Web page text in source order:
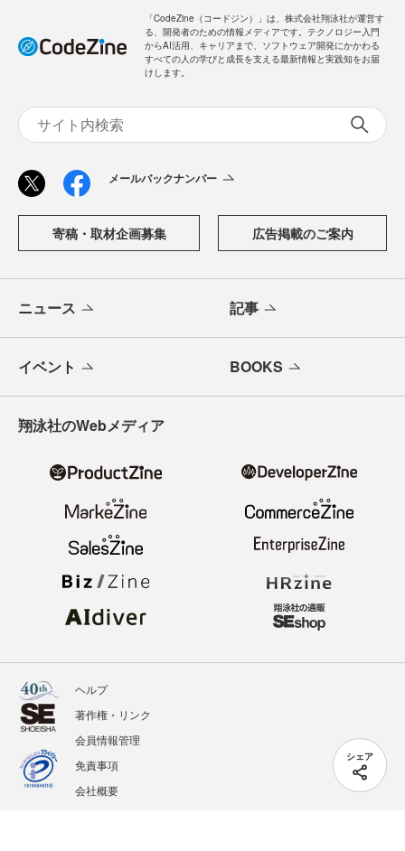
シェア
「CodeZine（コードジン）」は、株式会社翔泳社が運営す
る、開発者のための情報メディアです。テクノロジー入門
からAI活用、キャリアまで、ソフトウェア開発にかかわる
すべての人の学びと成長を支える最新情報と実践知をお届
けします。
メールバックナンバー
寄稿・取材企画募集 広告掲載のご案内
ニュース 記事
イベント BOOKS
翔泳社のWebメディア
ヘルプ
著作権・リンク
会員情報管理
免責事項
会社概要